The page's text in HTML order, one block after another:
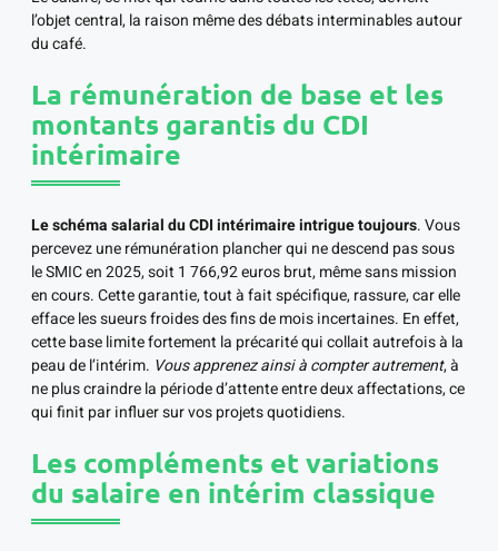
l’objet central, la raison même des débats interminables autour
du café.
La rémunération de base et les
montants garantis du CDI
intérimaire
Le schéma salarial du CDI intérimaire intrigue toujours. Vous
percevez une rémunération plancher qui ne descend pas sous
le SMIC en 2025, soit 1 766,92 euros brut, même sans mission
en cours. Cette garantie, tout à fait spécifique, rassure, car elle
efface les sueurs froides des fins de mois incertaines. En effet,
cette base limite fortement la précarité qui collait autrefois à la
peau de l’intérim. Vous apprenez ainsi à compter autrement, à
ne plus craindre la période d’attente entre deux affectations, ce
qui finit par influer sur vos projets quotidiens.
Les compléments et variations
du salaire en intérim classique